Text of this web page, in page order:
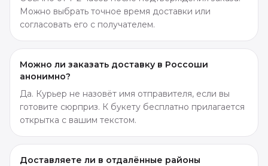
Можно выбрать точное время доставки или
согласовать его с получателем.
Можно ли заказать доставку в Россоши
анонимно?
Да. Курьер не назовёт имя отправителя, если вы
готовите сюрприз. К букету бесплатно прилагается
открытка с вашим текстом.
Доставляете ли в отдалённые районы